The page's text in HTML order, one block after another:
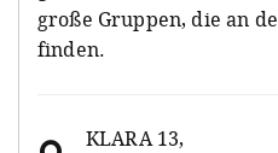
große Gruppen, die an
finden.
KLARA 13,